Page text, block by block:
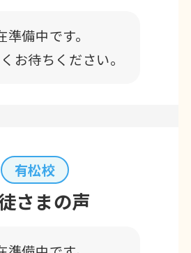
準備中です。
お待ちください。
有松校
さまの声